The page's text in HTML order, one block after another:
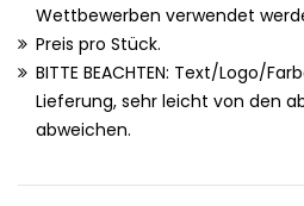
Wettbewerben verwendet
Preis pro Stück.
BITTE BEACHTEN: Text/Logo/
Lieferung, sehr leicht von den
abweichen.